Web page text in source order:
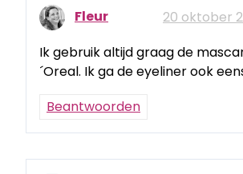
Fleur
20 oktober
Ik gebruik altijd graag de
´Oreal. Ik ga de eyeliner ook
Beantwoorden